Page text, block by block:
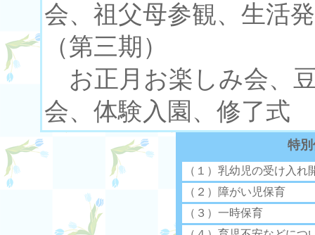
会、祖父母参観、生活
（第三期）
お正月お楽しみ会、
会、体験入園、修了式
特
（１）乳幼児の受け入れ
（２）障がい児保育
（３）一時保育